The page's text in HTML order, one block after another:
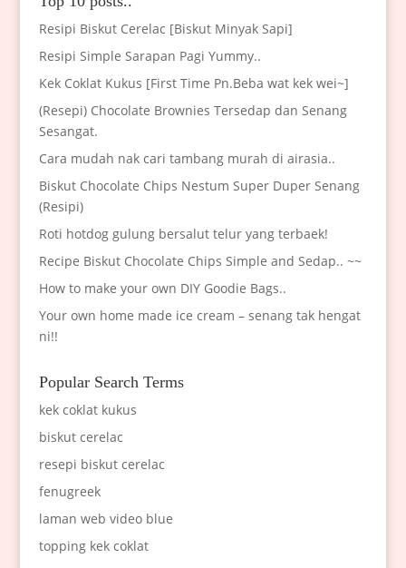
Resipi Biskut Cerelac [Biskut Minyak Sapi]
Resipi Simple Sarapan Pagi Yummy..
Kek Coklat Kukus [First Time Pn.Beba wat kek wei~]
(Resepi) Chocolate Brownies Tersedap dan Senang
Sesangat.
Cara mudah nak cari tambang murah di airasia..
Biskut Chocolate Chips Nestum Super Duper Senang
(Resipi)
Roti hotdog gulung bersalut telur yang terbaek!
Recipe Biskut Chocolate Chips Simple and Sedap.. ~~
How to make your own DIY Goodie Bags..
Your own home made ice cream – senang tak hengat
ni!!
Popular Search Terms
kek coklat kukus
biskut cerelac
resepi biskut cerelac
fenugreek
laman web video blue
topping kek coklat